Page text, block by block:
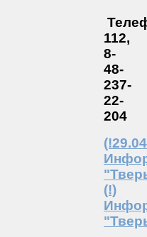
112,
8-
48-
237-
22-
204
(!)